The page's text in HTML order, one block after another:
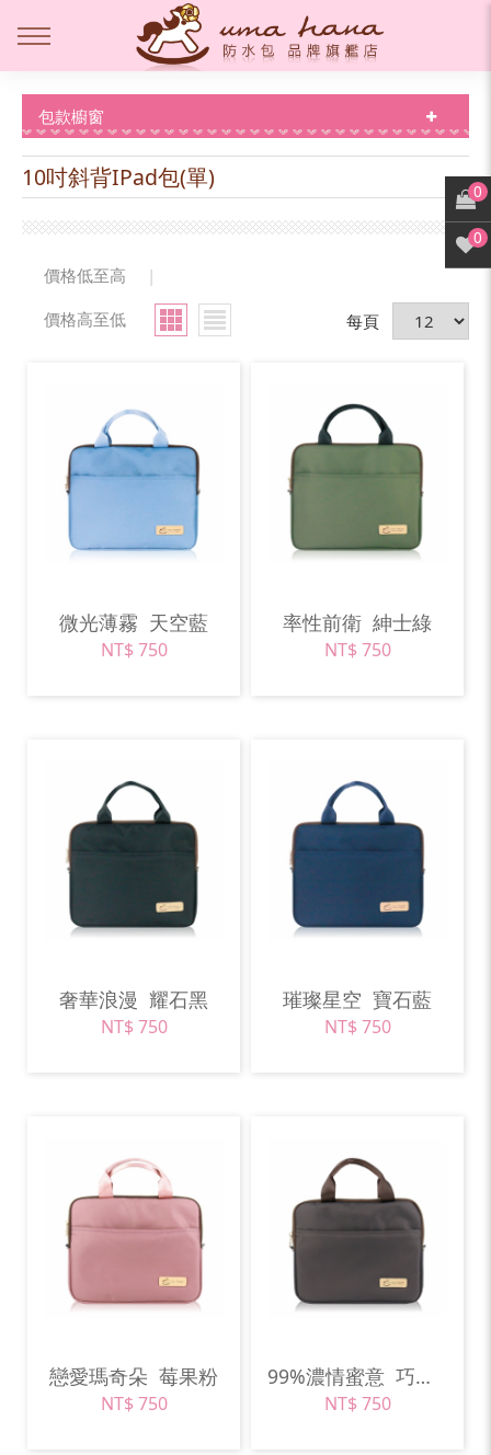
包款櫥窗
10吋斜背IPad包(單)
價格低至高
|
價格高至低
每頁
微光薄霧 天空藍
NT$ 750
率性前衛 紳士綠
NT$ 750
奢華浪漫 耀石黑
NT$ 750
璀璨星空 寶石藍
NT$ 750
戀愛瑪奇朵 莓果粉
NT$ 750
99%濃情蜜意 巧克力棕
NT$ 750
0
0